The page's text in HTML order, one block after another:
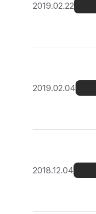
2019.02.22
2019.02.04
2018.12.04